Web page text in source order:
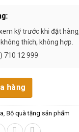
kỹ trước khi đặt
thích, không hợp.
710 12 999
Lão Hóa Cơ Bản (Nụ
hàng
Bộ quà tặng sản phẩm